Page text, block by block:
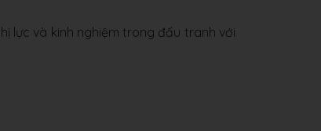
lực và kinh nghiệm trong đấu tranh với